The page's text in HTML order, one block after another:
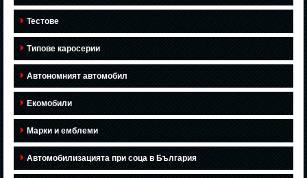
Тестове
Типове каросерии
Автономният автомобил
Екомобили
Марки и емблеми
Автомобилизацията при соца в България